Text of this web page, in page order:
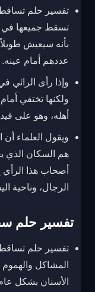
تفسير حلم تساقط
تسقط جميعها في
بأنه سيعيش
عددهم أمام عينه.
وإذا رأى الرائي
ولكنها تختفي
أهله، وهو على قيد
ويقول العلماء أن
هم السكان الذي
أصحاب هذا الرأي
الرجال، وناحية
تفسير حلم
تفسير حلم تساقط
المشاكل
الأسنان بشكل